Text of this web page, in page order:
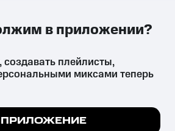
ПРИЛОЖЕНИЕ
их аналогов причиняет вред здоровью,
запрещён и влечёт установленную
чтобы на сайте все
плейлисты,
миксами теперь
ПРИЛОЖЕНИЕ